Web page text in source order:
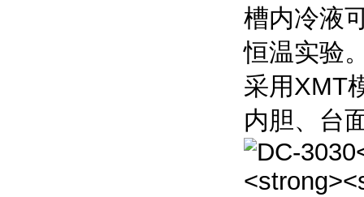
槽内冷液
恒温实验
采用XMT
内胆、台